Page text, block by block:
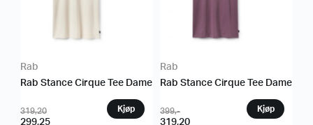
Rab
Rab Stance Cirque Tee Dame
319,20
299,25
Rab
Rab Stance Cirque Tee Dame
399,-
319,20